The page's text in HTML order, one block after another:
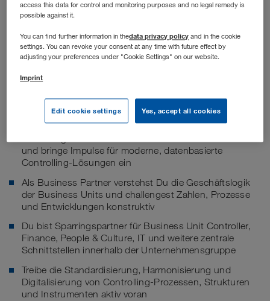
Deine Aufgaben
Gestalte und entwickle ein gruppenweites Controlling
Managemententscheidungen ermöglicht
Entwickle aussagekräftige Reports, Analysen und
und bringe Impulse für moderne, datenbasierte
Controlling-Lösungen ein
Als Business Partner verstehst Du die Geschäftslogik
der Business Units und challengest Zahlen, Prozesse
und Entwicklungen konstruktiv
Du bist Sparringspartner für Business Unit Controller,
Finance, People & Culture, IT und weitere zentrale
Schnittstellen innerhalb der Unternehmensgruppe
Treibe die Standardisierung, Harmonisierung und
Digitalisierung von Controlling-Prozessen, Strukturen
und Instrumenten aktiv voran
access this data for control and monitoring purposes and no legal remedy is
possible against it.
You can find further information in thedata privacy policy and in the cookie
settings. You can revoke your consent at any time with future effect by
adjusting your preferences under "Cookie Settings" on our website.
Imprint
Edit cookie settings Yes, accept all cookies